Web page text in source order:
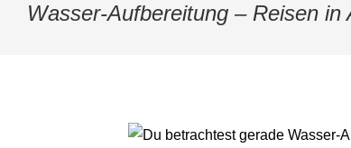
Wasser-Aufbereitung – Reisen in